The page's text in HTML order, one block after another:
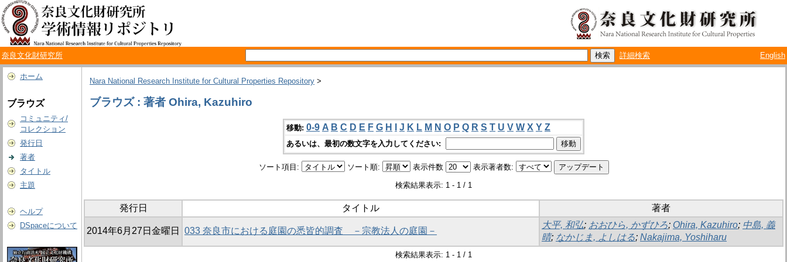
奈良文化財研究所 詳細検索 English
ホーム
ブラウズ
コミュニティ/
コレクション
発行日
著者
タイトル
主題
ヘルプ
DSpaceについて
Nara National Research Institute for Cultural Properties Repository >
ブラウズ : 著者 Ohira, Kazuhiro
移動: 0-9 A B C D E F G H J K L M N O P Q R S T U V W X Y Z
あるいは、最初の数文字を入力してください:
ソート項目: ソート順: 表示件数 表示著者数:
検索結果表示: 1 - 1 / 1
発行日 タイトル 著者
2014年6月27日金曜日 033 奈良市における庭園の悉皆的調査 －宗教法人の庭園－
大平, 和弘; おおひら, かずひろ; Ohira, Kazuhiro; 中島, 義
晴; なかじま, よしはる; Nakajima, Yoshiharu
検索結果表示: 1 - 1 / 1